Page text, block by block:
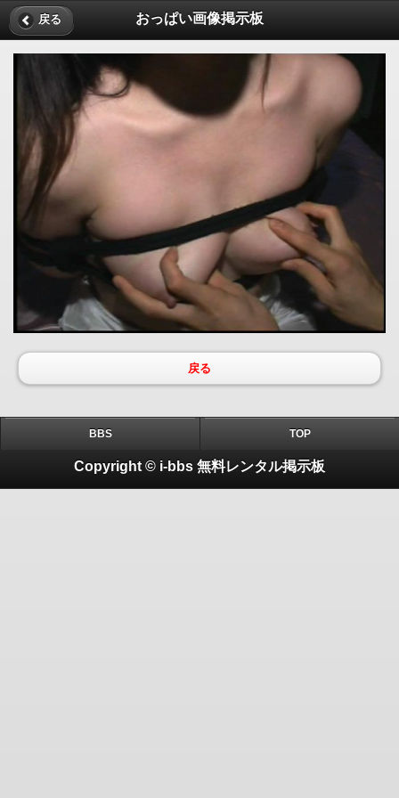
戻る おっぱい画像掲示板
戻る
BBS TOP
Copyright © i-bbs 無料レンタル掲示板